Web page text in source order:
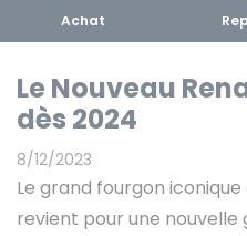
RETOUR
MENU
d'un utilitaire
RETOUR MENU
Achat
Le Nouveau
dès 2024
8/12/2023
Le grand fourgon
revient pour une nouvelle